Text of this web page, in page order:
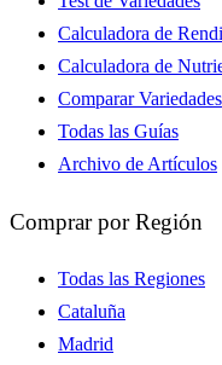
Calculadora de
Calculadora de
Comparar Variedades
Todas las Guías
Archivo de Artículos
Comprar por Región
Todas las Regiones
Cataluña
Madrid